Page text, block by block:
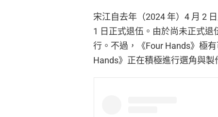
宋江自去年（2024 年）4 月 2
1 日正式退伍。由於尚未正式
行。不過，《Four Hands》極
Hands》正在積極進行選角與製